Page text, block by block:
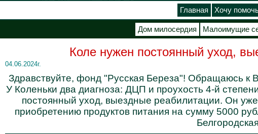
Главная Хочу
Дом милосердия Малоимущие
Коле нужен постоянный уход,
04.06.2024г.
Здравствуйте, фонд "Русская Береза"! Обращаюсь к
У Коленьки два диагноза: ДЦП и проухость 4-й
постоянный уход, выездные реабилитации. Он
приобретению продуктов питания на сумму 5000